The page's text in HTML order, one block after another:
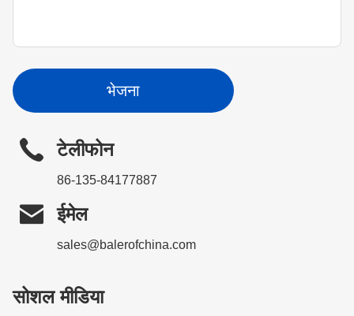
भेजना
टेलीफोन
86-135-84177887
 ईमेल
sales@balerofchina.com
सोशल मीडिया